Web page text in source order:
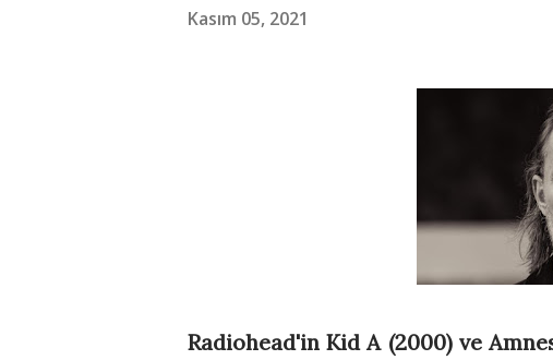
Kasım 05, 2021
Radiohead'in Kid A (2000) ve